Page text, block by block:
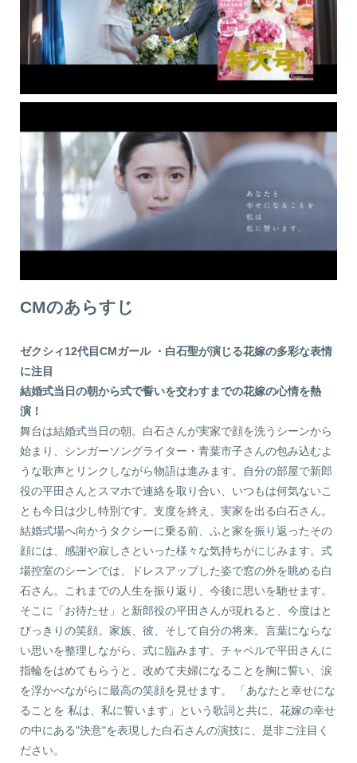
CMのあらすじ
ゼクシィ12代目CMガール ・白石聖が演じる花嫁の多彩な表情
に注目
結婚式当日の朝から式で誓いを交わすまでの花嫁の心情を熱
演！
舞台は結婚式当日の朝。白石さんが実家で顔を洗うシーンから
始まり、シンガーソングライター・青葉市子さんの包み込むよ
うな歌声とリンクしながら物語は進みます。自分の部屋で新郎
役の平田さんとスマホで連絡を取り合い、いつもは何気ないこ
とも今日は少し特別です。支度を終え、実家を出る白石さん。
結婚式場へ向かうタクシーに乗る前、ふと家を振り返ったその
顔には、感謝や寂しさといった様々な気持ちがにじみます。式
場控室のシーンでは、ドレスアップした姿で窓の外を眺める白
石さん。これまでの人生を振り返り、今後に思いを馳せます。
そこに「お待たせ」と新郎役の平田さんが現れると、今度はと
びっきりの笑顔。家族、彼、そして自分の将来。言葉にならな
い思いを整理しながら、式に臨みます。チャペルで平田さんに
指輪をはめてもらうと、改めて夫婦になることを胸に誓い、涙
を浮かべながらに最高の笑顔を見せます。 「あなたと幸せにな
ることを 私は、私に誓います」という歌詞と共に、花嫁の幸せ
の中にある"決意"を表現した白石さんの演技に、是非ご注目く
ださい。